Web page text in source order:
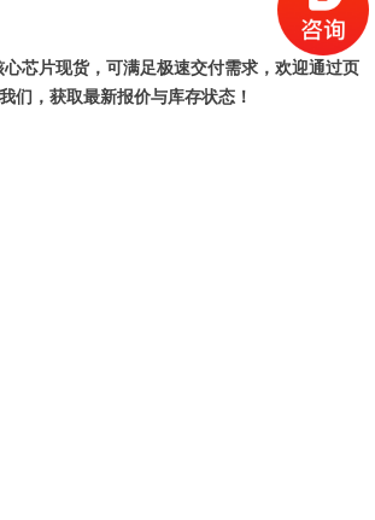
芯片现货，可满足极速交付需求，欢迎通过页
们，获取最新报价与库存状态！